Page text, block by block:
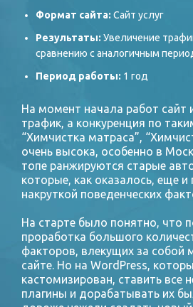
Формат сайта: Сайт услуг
Результаты: Увеличение
сравнению с аналогичным
Период работы: 1 год
На момент начала работ
трафик, а конкуренция по
“Химчистка матраса”,
очень высока, особенно в
топе ранжируются старые
которые, как оказалось, еще и
накруткой поведенческих
На старте было понятно, что
проработка большого
факторов, влекущих за собой
сайте. Но на WordPress,
кастомизирован, ставить все
плагины и дорабатывать их